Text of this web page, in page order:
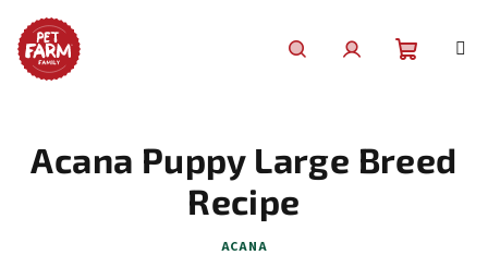
obsah
košík
Acana Puppy Large Breed
Recipe
ACANA